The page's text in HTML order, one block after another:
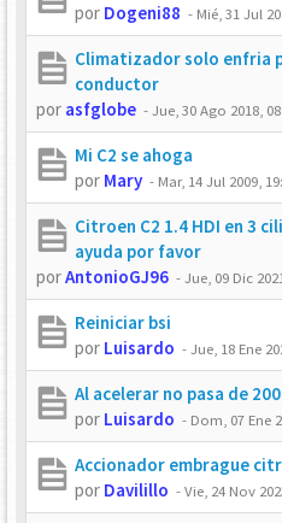
por Dogeni88 - Mié, 31 Jul
Climatizador solo enfria
conductor
por asfglobe -Jue, 30 Ago 2018,
Mi C2 se ahoga
por Mary - Mar, 14 Jul 2009,
Citroen C2 1.4 HDI en 3
ayuda por favor
porAntonioGJ96 -Jue, 09 Dic
Reiniciar bsi
por Luisardo -Jue, 18 Ene
Al acelerar no pasa de
por Luisardo - Dom, 07 Ene
Accionador embrague
por Davilillo -Vie, 24 Nov